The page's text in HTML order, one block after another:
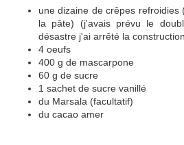
une dizaine de crêpes refroidies
la pâte) (j'avais prévu le
désastre j'ai arrêté la
4 oeufs
400 g de mascarpone
60 g de sucre
1 sachet de sucre vanillé
du Marsala (facultatif)
du cacao amer